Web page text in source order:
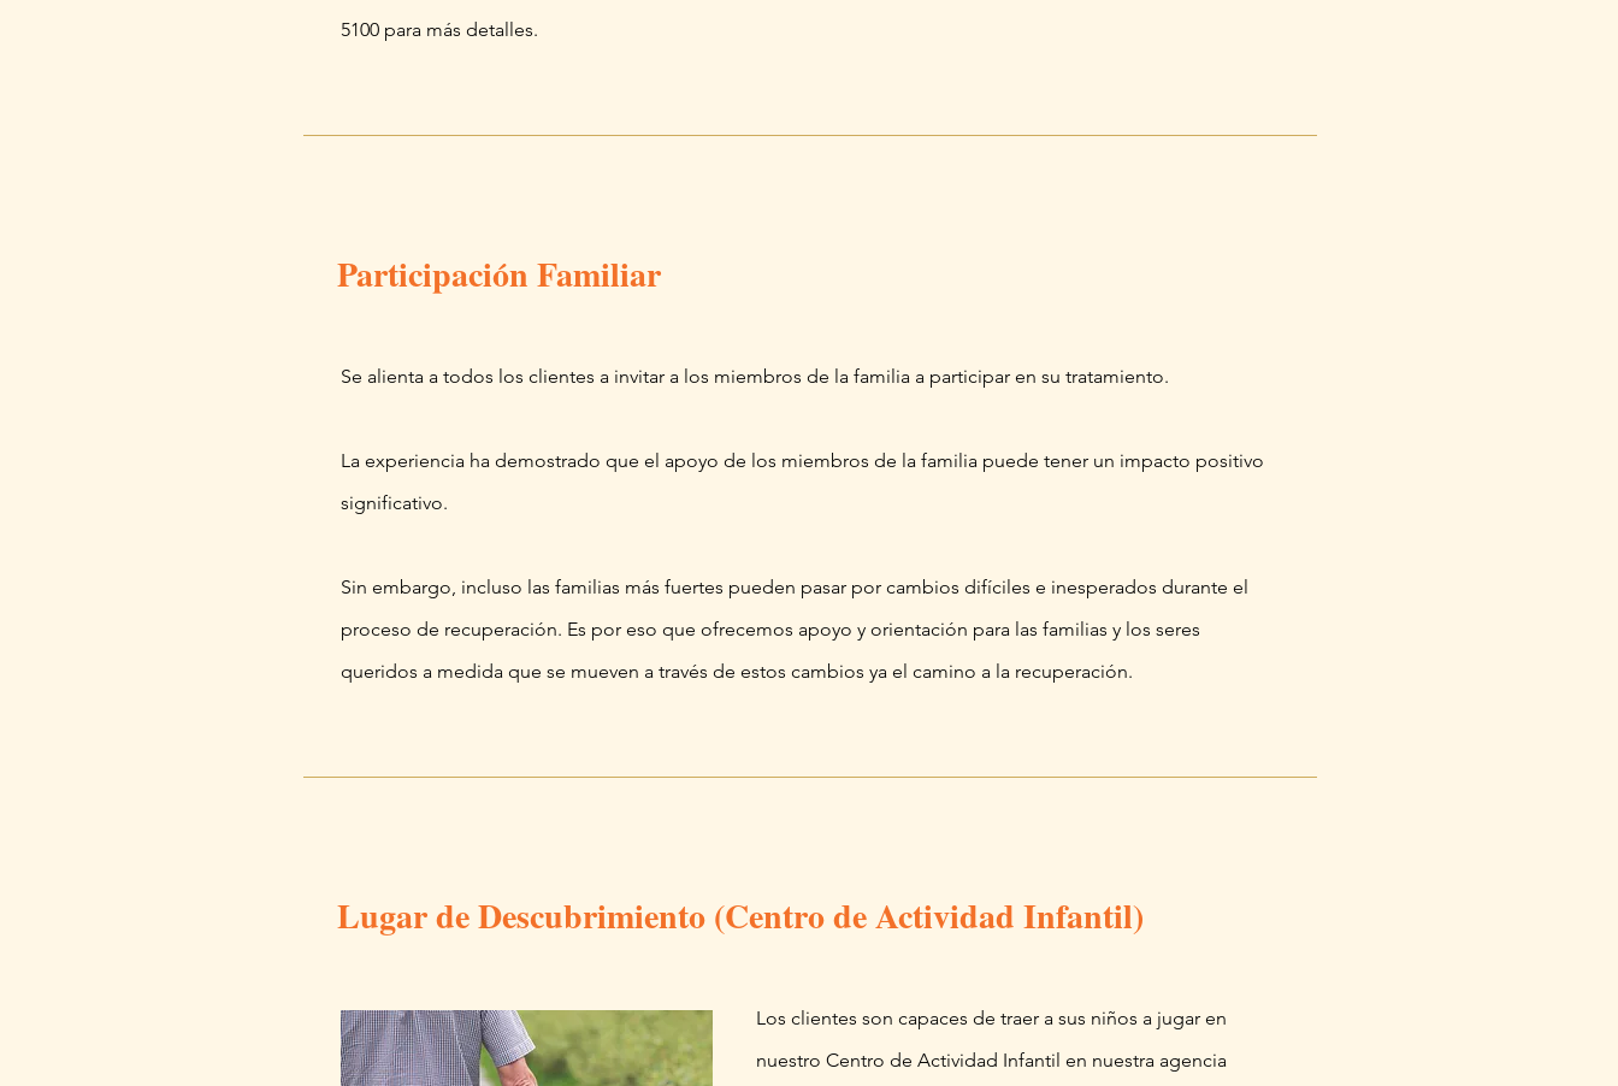
5100 para más detalles.
Participación Familiar
Se alienta a todos los clientes a invitar a los miembros de la familia a participar en su tratamiento.
La experiencia ha demostrado que el apoyo de los miembros de la familia puede tener un impacto positivo
significativo.
Sin embargo, incluso las familias más fuertes pueden pasar por cambios difíciles e inesperados durante el
proceso de recuperación. Es por eso que ofrecemos apoyo y orientación para las familias y los seres
queridos a medida que se mueven a través de estos cambios ya el camino a la recuperación.
Lugar de Descubrimiento (Centro de Actividad Infantil)
Los clientes son capaces de traer a sus niños a jugar en
nuestro Centro de Actividad Infantil en nuestra agencia